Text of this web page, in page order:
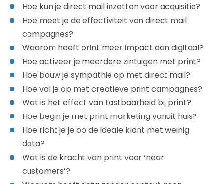
Hoe kun je direct mail inzetten voor acquisitie?
Hoe meet je de effectiviteit van direct mail
campagnes?
Waarom heeft print meer impact dan digitaal?
Hoe activeer je meerdere zintuigen met print?
Hoe bouw je sympathie op met direct mail?
Hoe val je op met creatieve print campagnes?
Wat is het effect van tastbaarheid bij print?
Hoe begin je met print marketing vanuit huis?
Hoe richt je je op de ideale klant met weinig
data?
Wat is de kracht van print voor ‘near
customers’?